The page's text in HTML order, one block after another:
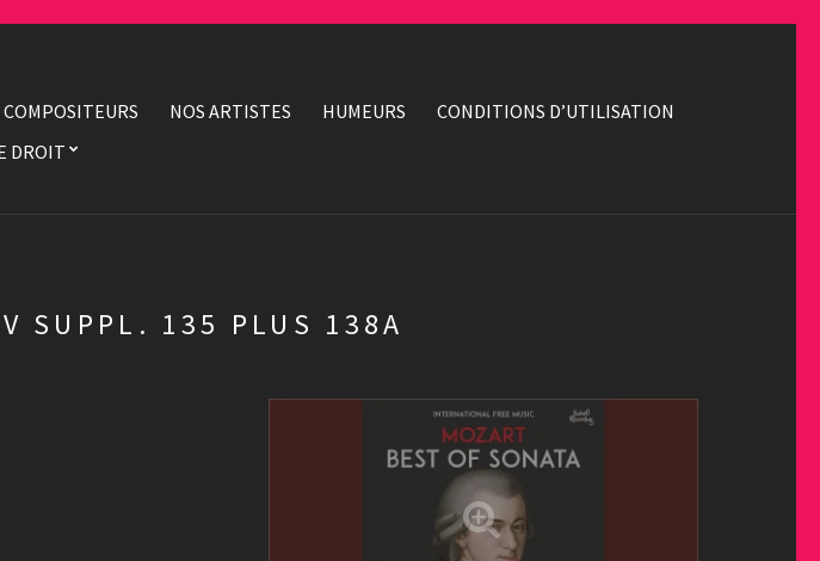
COMPOSITEURS NOS ARTISTES HUMEURS
CONDITIONS D’UTILISATION
DROIT
SUPPL. 135 PLUS 138A